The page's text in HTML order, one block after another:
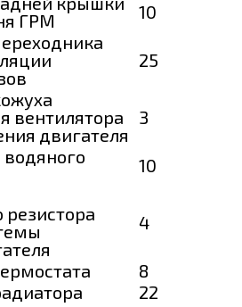
ГРМ
10
25
вентилятора
двигателя
3
10
резистора
4
8
22